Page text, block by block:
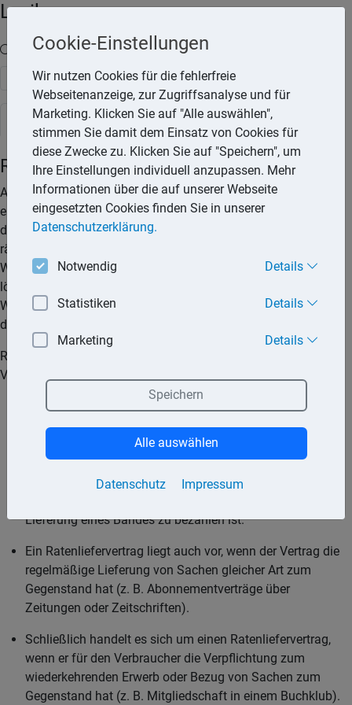
Lexika
Volltext-Suche in den Lexika
Suchen
Rechtslexikon
Ratenliefervertrag
Aus der Bezugsbindung bei einem Ratenliefervertrag
erwachsen dem Käufer langfristige finanzielle Belastungen,
die denen eines Darlehensnehmers gleich sind. Deshalb
räumt das Gesetz dem Kunden grundsätzlich ein
Widerrufsrecht ein, mit dem dieser sich vom Vertrag wieder
lösen kann. Voraussetzung für die Ausübung des
Widerrufsrechts ist eine ordnungsgemäße Widerrufserklärung
des Verbrauchers und die Einhaltung der Widerrufsfrist.
Ratenlieferverträge zwischen einem Unternehmer und dem
Verbraucher kommen in folgenden Formen in Betracht:
Der Vertrag kann die Lieferung mehrerer als
zusammenhängend verkaufter Sachen in Teilleistungen
zum Gegenstand haben, bei dem das Entgelt für die
Gesamtheit der Sachen in Teilzahlungen zu entrichten
ist. Ein solcher Vertrag ist z. B. bei der Bestellung eines
Lieferung eines Bandes zu bezahlen ist.
Ein Ratenliefervertrag liegt auch vor, wenn der Vertrag die
regelmäßige Lieferung von Sachen gleicher Art zum
Gegenstand hat (z. B. Abonnementverträge über
Zeitungen oder Zeitschriften).
Schließlich handelt es sich um einen Ratenliefervertrag,
wenn er für den Verbraucher die Verpflichtung zum
wiederkehrenden Erwerb oder Bezug von Sachen zum
Gegenstand hat (z. B. Mitgliedschaft in einem Buchklub).
Cookie-Einstellungen
Wir nutzen Cookies für die fehlerfreie
Webseitenanzeige, zur Zugriffsanalyse und für
Marketing. Klicken Sie auf "Alle auswählen",
stimmen Sie damit dem Einsatz von Cookies für
diese Zwecke zu. Klicken Sie auf "Speichern", um
Ihre Einstellungen individuell anzupassen. Mehr
Informationen über die auf unserer Webseite
eingesetzten Cookies finden Sie in unserer
Datenschutzerklärung.
Notwendig Details
Statistiken Details
Marketing Details
Datenschutz Impressum
Speichern
Alle auswählen